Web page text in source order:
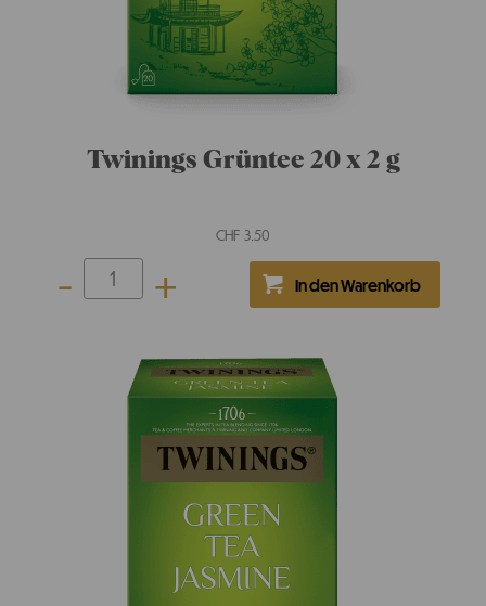
Twinings Grüntee 20 x 2 g
CHF 3.50
- +